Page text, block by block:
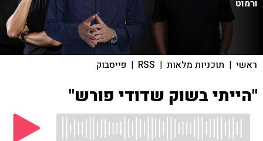
ורמוט
ראשי | תוכניות מלאות |
RSS
| פייסבוק
"הייתי בשוק שדודי פורש"